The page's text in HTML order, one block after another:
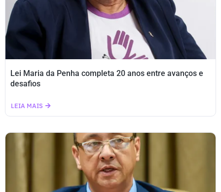
Lei Maria da Penha completa 20 anos entre avanços e
desafios
LEIA MAIS